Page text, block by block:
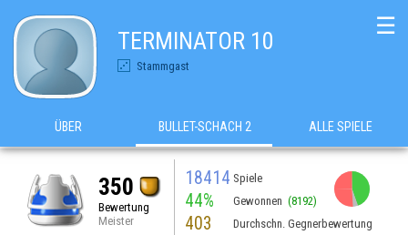
TERMINATOR 10
Stammgast
☰
ÜBER BULLET-SCHACH 2 ALLE SPIELE
350
Bewertung
Meister
18414 Spiele
44% Gewonnen (8192)
403 Durchschn. Gegnerbewertung